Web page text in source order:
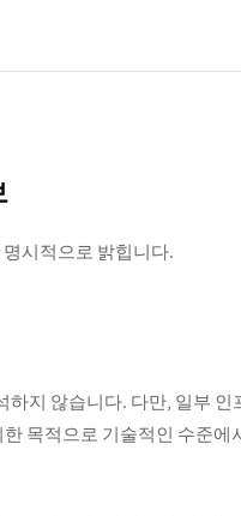
시적으로 밝힙니다.
지 않습니다. 다만, 일부
목적으로 기술적인 수준에